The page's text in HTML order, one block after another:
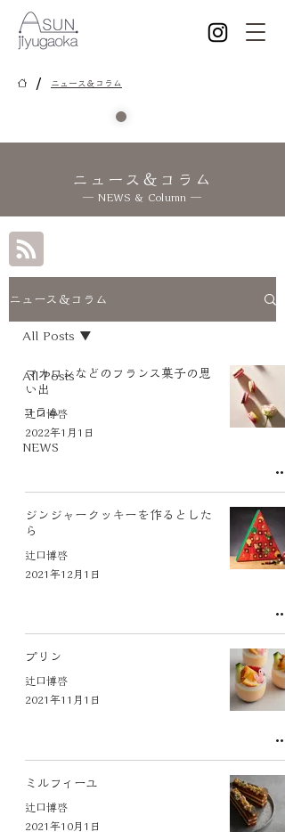
/ ニュース＆コラム
ニュース＆コラム
― NEWS & Column ―
ニュース＆コラム
All Posts
コラム
NEWS
All Posts
マカロンなどのフランス菓子の思
い出
辻口博啓
2022年1月1日
ジンジャークッキーを作るとした
ら
辻口博啓
2021年12月1日
プリン
辻口博啓
2021年11月1日
ミルフィーユ
辻口博啓
2021年10月1日